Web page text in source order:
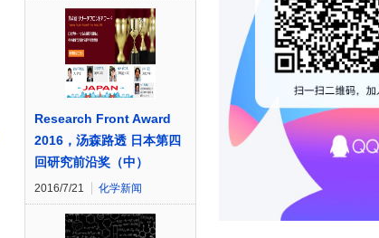
Research Front Award
2016，汤森路透 日本第四
回研究前沿奖（中）
2016/7/21 化学新闻